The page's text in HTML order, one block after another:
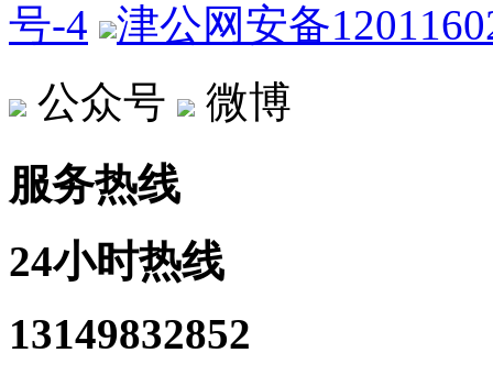
号-4
津公网安备
公众号
微博
服务热线
24小时热线
13149832852